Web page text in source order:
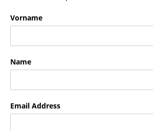
Vorname
Name
Email Address